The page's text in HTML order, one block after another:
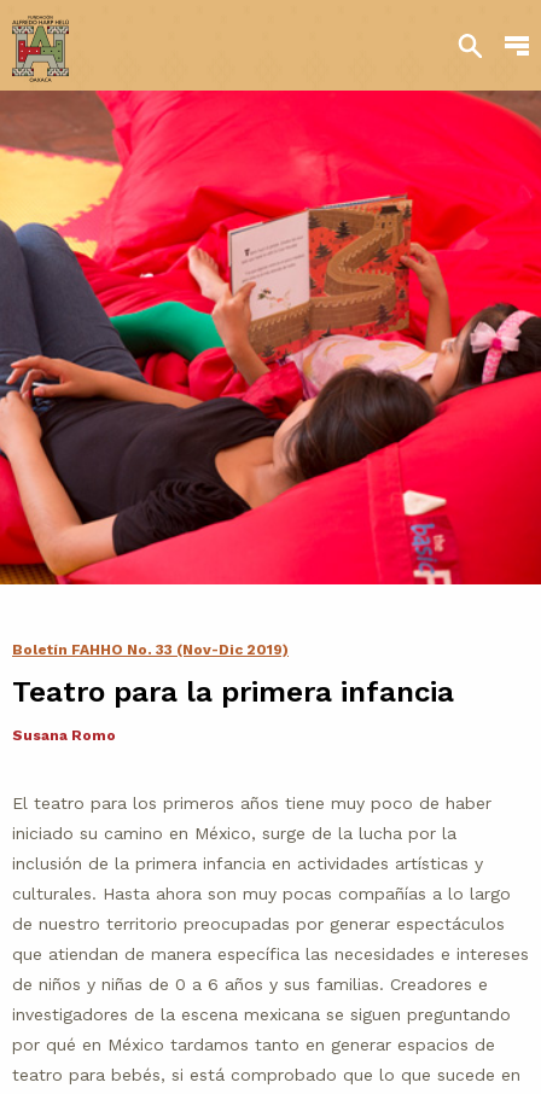
Sobre nosotros
Transparencia
Qué hacemos
Iniciativas
Acervos y
colecciones
Contacto
Agenda
Noticias
Boletín FAHHO No. 33 (Nov-Dic 2019)
Teatro para la primera infancia
Susana Romo
El teatro para los primeros años tiene muy poco de haber
iniciado su camino en México, surge de la lucha por la
inclusión de la primera infancia en actividades artísticas y
culturales. Hasta ahora son muy pocas compañías a lo largo
de nuestro territorio preocupadas por generar espectáculos
que atiendan de manera específica las necesidades e intereses
de niños y niñas de 0 a 6 años y sus familias. Creadores e
investigadores de la escena mexicana se siguen preguntando
por qué en México tardamos tanto en generar espacios de
teatro para bebés, si está comprobado que lo que sucede en